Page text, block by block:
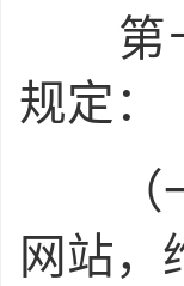
第
规定：
（一
网站，